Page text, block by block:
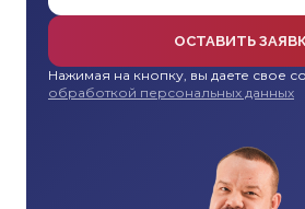
ОСТАВИТЬ
Нажимая на кнопку, вы даете свое
обработкой персональных данных